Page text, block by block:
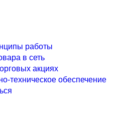
работы
в сеть
акциях
техническое обеспечение